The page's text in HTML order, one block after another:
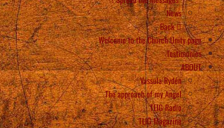
News
Back
Welcome to the Church Unity page
Testimonies
ABOUT
Vassula Rydén
The approach of my Angel
TLIG Radio
TLIG Magazine